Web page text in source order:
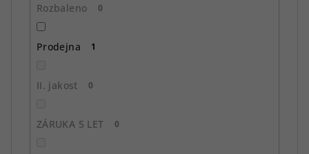
Rozbaleno 0
Prodejna 1
II. jakost 0
ZÁRUKA 5 LET 0